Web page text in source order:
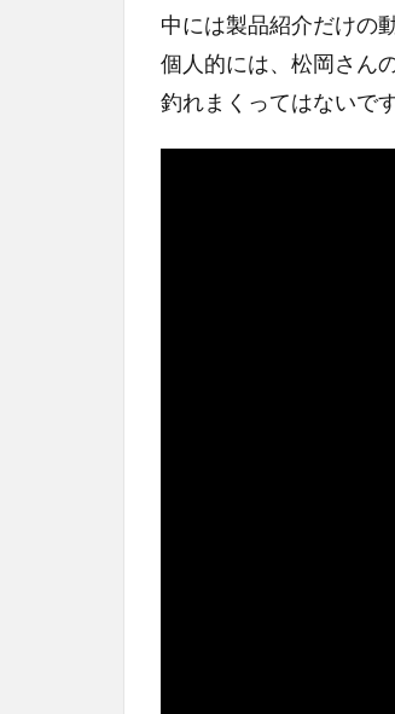
中には製品紹介だけの
個人的には、松岡さん
釣れまくってはないで